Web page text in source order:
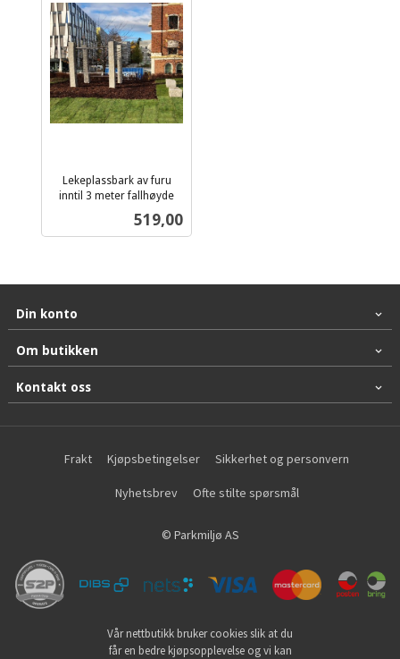
Lekeplassbark av furu
inntil 3 meter fallhøyde
Pris
519,00
Din konto
Om butikken
Kontakt oss
Frakt Kjøpsbetingelser Sikkerhet og personvern
Nyhetsbrev Ofte stilte spørsmål
© Parkmiljø AS
Vår nettbutikk bruker cookies slik at du
får en bedre kjøpsopplevelse og vi kan